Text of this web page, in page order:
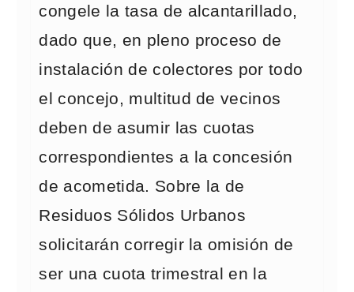
congele la tasa de alcantarillado,
dado que, en pleno proceso de
instalación de colectores por todo
el concejo, multitud de vecinos
deben de asumir las cuotas
correspondientes a la concesión
de acometida. Sobre la de
Residuos Sólidos Urbanos
solicitarán corregir la omisión de
ser una cuota trimestral en la